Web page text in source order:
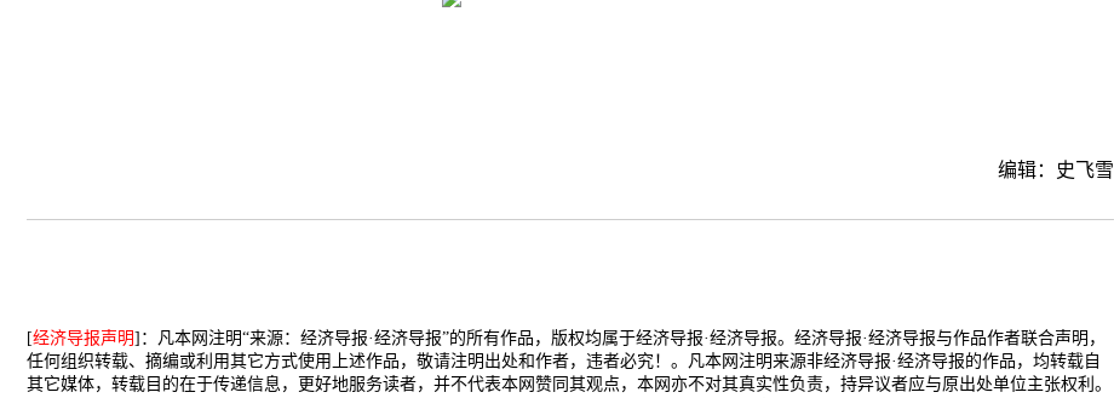
编辑：史飞雪
[经济导报声明]：凡本网注明“来源：经济导报·经济导报”的所有作品，版权均属于经济导报·经济导报。经济导报·经济导报与作品作者联合声明，
任何组织转载、摘编或利用其它方式使用上述作品，敬请注明出处和作者，违者必究！。凡本网注明来源非经济导报·经济导报的作品，均转载自
其它媒体，转载目的在于传递信息，更好地服务读者，并不代表本网赞同其观点，本网亦不对其真实性负责，持异议者应与原出处单位主张权利。